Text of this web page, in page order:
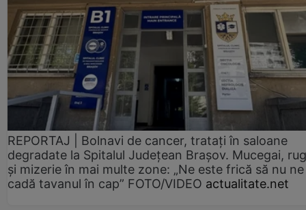
REPORTAJ | Bolnavi de cancer, tratați în saloane
degradate la Spitalul Județean Brașov. Mucegai,
și mizerie în mai multe zone: „Ne este frică să nu ne
cadă tavanul în cap” FOTO/VIDEO actualitate.net